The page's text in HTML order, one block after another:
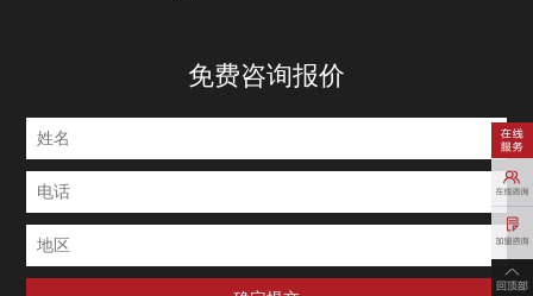
免费咨询报价